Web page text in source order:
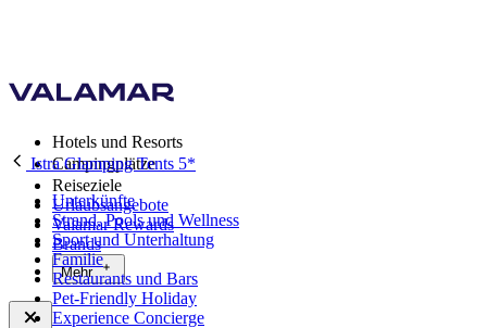
Hotels und Resorts
Campingplätze
Reiseziele
Urlaubsangebote
Valamar Rewards
Brands
Mehr
Istra Glamping Tents 5*
Unterkünfte
Strand, Pools und Wellness
Sport und Unterhaltung
Familie
Restaurants und Bars
Pet-Friendly Holiday
Experience Concierge